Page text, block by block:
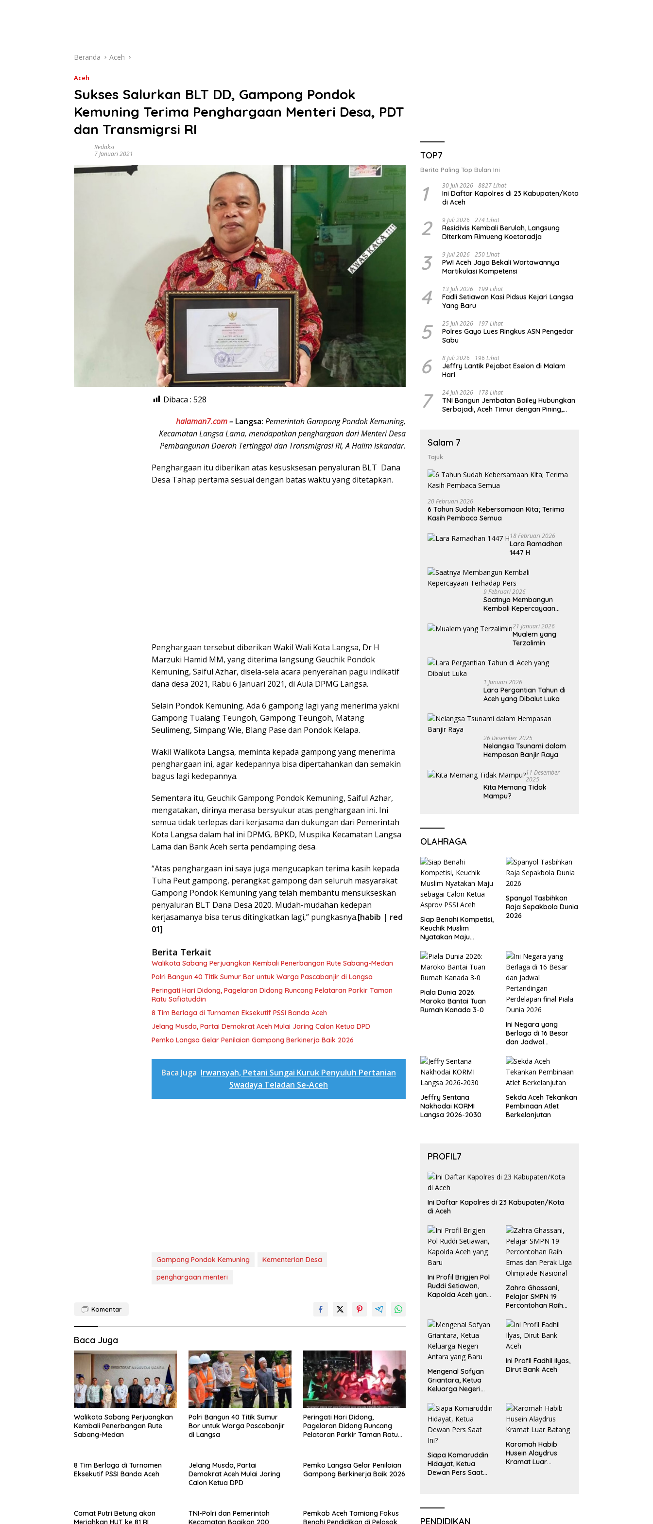
Beranda Aceh
Aceh
Sukses Salurkan BLT DD, Gampong Pondok
Kemuning Terima Penghargaan Menteri Desa, PDT
dan Transmigrsi RI
Redaksi
7 Januari 2021
Dibaca : 528
halaman7.com– Langsa: Pemerintah Gampong Pondok Kemuning,
Kecamatan Langsa Lama, mendapatkan penghargaan dari Menteri Desa
Pembangunan Daerah Tertinggal dan Transmigrasi RI, A Halim Iskandar.
Penghargaan itu diberikan atas kesusksesan penyaluran BLT Dana
Desa Tahap pertama sesuai dengan batas waktu yang ditetapkan.
Penghargaan tersebut diberikan Wakil Wali Kota Langsa, Dr H
Marzuki Hamid MM, yang diterima langsung Geuchik Pondok
Kemuning, Saiful Azhar, disela-sela acara penyerahan pagu indikatif
dana desa 2021, Rabu 6 Januari 2021, di Aula DPMG Langsa.
Selain Pondok Kemuning. Ada 6 gampong lagi yang menerima yakni
Gampong Tualang Teungoh, Gampong Teungoh, Matang
Seulimeng, Simpang Wie, Blang Pase dan Pondok Kelapa.
Wakil Walikota Langsa, meminta kepada gampong yang menerima
penghargaan ini, agar kedepannya bisa dipertahankan dan semakin
bagus lagi kedepannya.
Sementara itu, Geuchik Gampong Pondok Kemuning, Saiful Azhar,
mengatakan, dirinya merasa bersyukur atas penghargaan ini. Ini
semua tidak terlepas dari kerjasama dan dukungan dari Pemerintah
Kota Langsa dalam hal ini DPMG, BPKD, Muspika Kecamatan Langsa
Lama dan Bank Aceh serta pendamping desa.
“Atas penghargaan ini saya juga mengucapkan terima kasih kepada
Tuha Peut gampong, perangkat gampong dan seluruh masyarakat
Gampong Pondok Kemuning yang telah membantu mensukseskan
penyaluran BLT Dana Desa 2020. Mudah-mudahan kedepan
kerjasamanya bisa terus ditingkatkan lagi,” pungkasnya.[habib | red
01]
Berita Terkait
Walikota Sabang Perjuangkan Kembali Penerbangan Rute Sabang-Medan
Polri Bangun 40 Titik Sumur Bor untuk Warga Pascabanjir di Langsa
Peringati Hari Didong, Pagelaran Didong Runcang Pelataran Parkir Taman
Ratu Safiatuddin
8 Tim Berlaga di Turnamen Eksekutif PSSI Banda Aceh
Jelang Musda, Partai Demokrat Aceh Mulai Jaring Calon Ketua DPD
Pemko Langsa Gelar Penilaian Gampong Berkinerja Baik 2026
Baca Juga Irwansyah, Petani Sungai Kuruk Penyuluh Pertanian
Swadaya Teladan Se-Aceh
Gampong Pondok Kemuning
Kementerian Desa
penghargaan menteri
Komentar
Baca Juga
Walikota Sabang Perjuangkan
Kembali Penerbangan Rute
Sabang-Medan
Polri Bangun 40 Titik Sumur
Bor untuk Warga Pascabanjir
di Langsa
Peringati Hari Didong,
Pagelaran Didong Runcang
Pelataran Parkir Taman Ratu
8 Tim Berlaga di Turnamen
Eksekutif PSSI Banda Aceh
Jelang Musda, Partai
Demokrat Aceh Mulai Jaring
Calon Ketua DPD
Pemko Langsa Gelar Penilaian
Gampong Berkinerja Baik 2026
Camat Putri Betung akan
Meriahkan HUT ke 81 RI
TNI-Polri dan Pemerintah
Kecamatan Bagikan 200
Pemkab Aceh Tamiang Fokus
Benahi Pendidikan di Pelosok
TOP7
Berita Paling Top Bulan Ini
1 30 Juli 2026 8827 Lihat
Ini Daftar Kapolres di 23 Kabupaten/Kota
di Aceh
2 9 Juli 2026 274 Lihat
Residivis Kembali Berulah, Langsung
Diterkam Rimueng Koetaradja
3 9 Juli 2026 250 Lihat
PWI Aceh Jaya Bekali Wartawannya
Martikulasi Kompetensi
4 13 Juli 2026 199 Lihat
Fadli Setiawan Kasi Pidsus Kejari Langsa
Yang Baru
5 25 Juli 2026 197 Lihat
Polres Gayo Lues Ringkus ASN Pengedar
Sabu
6 8 Juli 2026 196 Lihat
Jeffry Lantik Pejabat Eselon di Malam
Hari
7 24 Juli 2026 178 Lihat
TNI Bangun Jembatan Bailey Hubungkan
Serbajadi, Aceh Timur dengan Pining,
Salam 7
Tajuk
20 Februari 2026
6 Tahun Sudah Kebersamaan Kita; Terima
Kasih Pembaca Semua
18 Februari 2026
Lara Ramadhan
1447 H
9 Februari 2026
Saatnya Membangun
Kembali Kepercayaan
21 Januari 2026
Mualem yang
Terzalimin
1 Januari 2026
Lara Pergantian Tahun di
Aceh yang Dibalut Luka
26 Desember 2025
Nelangsa Tsunami dalam
Hempasan Banjir Raya
11 Desember
2025
Kita Memang Tidak
Mampu?
OLAHRAGA
Siap Benahi Kompetisi,
Keuchik Muslim
Nyatakan Maju
Asprov PSSI Aceh
Spanyol Tasbihkan
Raja Sepakbola Dunia
2026
Piala Dunia 2026:
Maroko Bantai Tuan
Rumah Kanada 3-0
Ini Negara yang
Berlaga di 16 Besar
dan Jadwal
Perdelapan final Piala
Dunia 2026
Jeffry Sentana
Nakhodai KORMI
Langsa 2026-2030
Sekda Aceh Tekankan
Pembinaan Atlet
Berkelanjutan
PROFIL7
Ini Daftar Kapolres di 23 Kabupaten/Kota
di Aceh
Ini Profil Brigjen Pol
Ruddi Setiawan,
Kapolda Aceh yang
Zahra Ghassani,
Pelajar SMPN 19
Percontohan Raih
Liga Olimpiade
Nasional
Mengenal Sofyan
Griantara, Ketua
Keluarga Negeri
Ini Profil Fadhil Ilyas,
Dirut Bank Aceh
Siapa Komaruddin
Hidayat, Ketua
Dewan Pers Saat
Karomah Habib
Husein Alaydrus
Kramat Luar
PENDIDIKAN